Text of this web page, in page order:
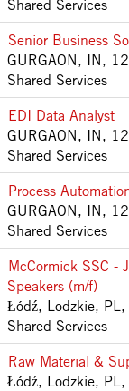
Shared Services
Senior Business
GURGAON, IN,
Shared Services
EDI Data Analyst
GURGAON, IN,
Shared Services
Process
GURGAON, IN,
Shared Services
McCormick SSC -
Speakers (m/f)
Łódź, Lodzkie,
Shared Services
Raw Material &
Łódź, Lodzkie,